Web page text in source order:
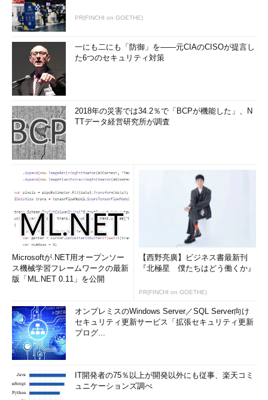
PR(FINCHI on GOETHE)
一にも二にも「防御」を――元CIAのCISOが提言し
た6つのセキュリティ対策
2018年の災害では34.2％で「BCPが機能した」、N
TTデータ経営研究所が調査
Microsoftが.NET用オープンソー
ス機械学習フレームワークの最新
版「ML.NET 0.11」を公開
【西野亮廣】ビジネス書最新刊
『北極星 僕たちはどう働くか』
PR(FINCHI on GOETHE)
オンプレミスのWindows Server／SQL Server向け
セキュリティ更新サービス「拡張セキュリティ更新
プログ...
IT開発者の75％以上が開発以外にも従事、楽天コミ
ュニケーションズ調べ